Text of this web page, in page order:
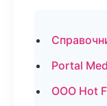
Portal
ООО Hot